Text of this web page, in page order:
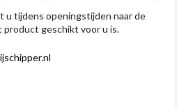
u tijdens openingstijden naar de
geschikt voor u is.